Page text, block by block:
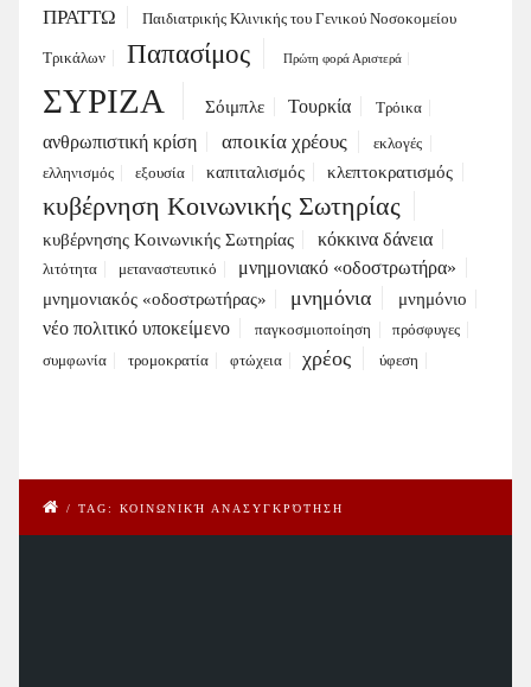
ΠΡΑΤΤΩ Παιδιατρικής Κλινικής του Γενικού Νοσοκομείου
Τρικάλων Παπασίμος Πρώτη φορά Αριστερά
ΣΥΡΙΖΑ Σόιμπλε Τουρκία Τρόικα
ανθρωπιστική κρίση αποικία χρέους
εκλογές
ελληνισμός
εξουσία καπιταλισμός κλεπτοκρατισμός
κυβέρνηση Κοινωνικής Σωτηρίας
κυβέρνησης Κοινωνικής Σωτηρίας κόκκινα δάνεια
λιτότητα μεταναστευτικό μνημονιακό «οδοστρωτήρα»
μνημονιακός «οδοστρωτήρας» μνημόνια μνημόνιο
νέο πολιτικό υποκείμενο παγκοσμιοποίηση
πρόσφυγες
συμφωνία
τρομοκρατία φτώχεια χρέος ύφεση
/ TAG: ΚΟΙΝΩΝΙΚΉ ΑΝΑΣΥΓΚΡΌΤΗΣΗ